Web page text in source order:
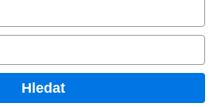
Hledat